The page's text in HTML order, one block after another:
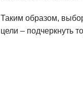
Таким образом,
цели – подчеркнуть